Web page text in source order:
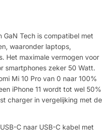
GaN Tech is compatibel met
waaronder laptops,
Het maximale vermogen voor
smartphones zeker 50 Watt.
Mi 10 Pro van 0 naar 100%
iPhone 11 wordt tot wel 50%
charger in vergelijking met de
C naar USB-C kabel met